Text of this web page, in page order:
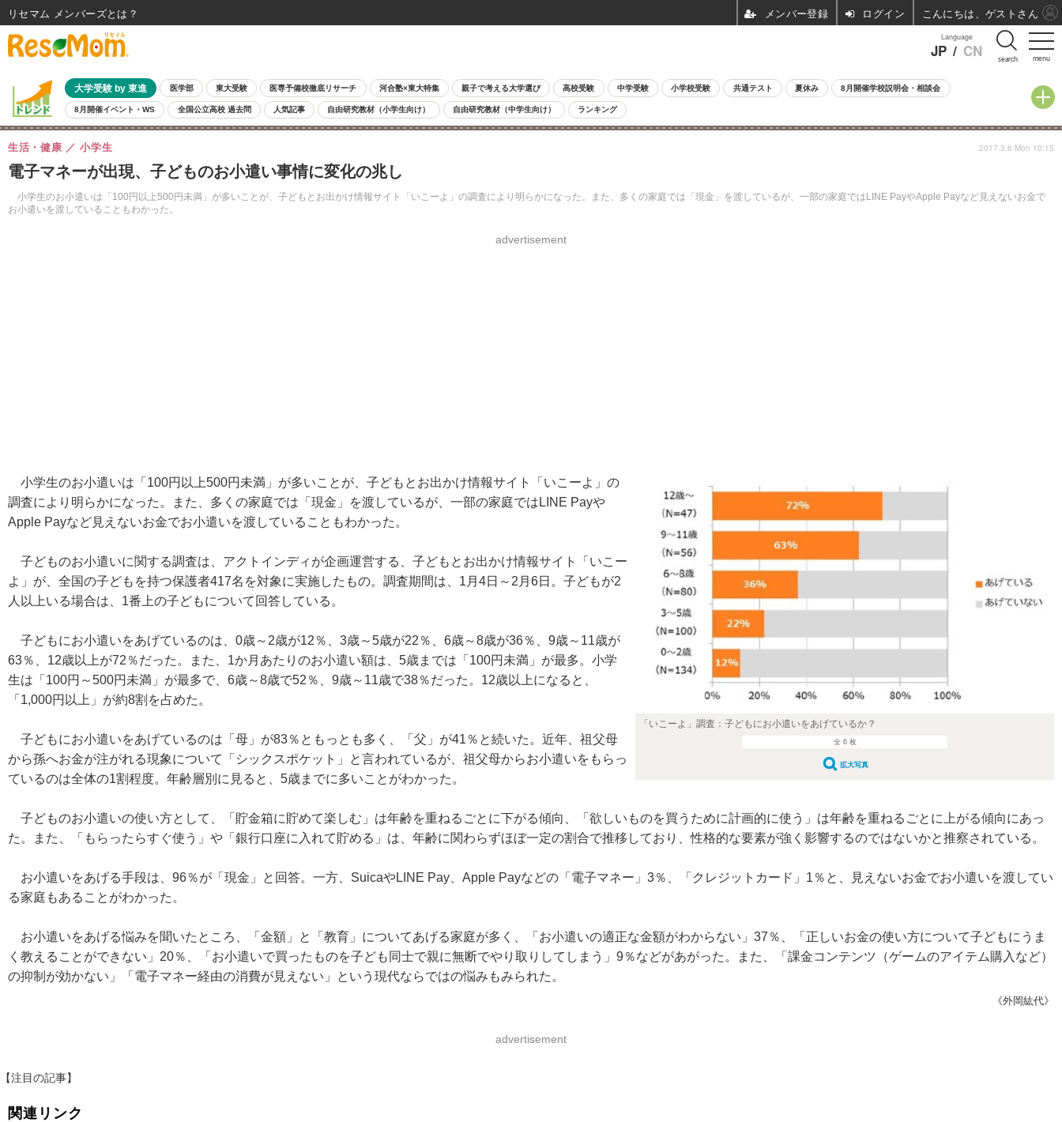
menu
Language
JP / CN search
大学受験 by 東進 医学部 東大受験 医専予備校徹底リサーチ 河合塾×東大特集 親子で考える大学選び 高校受験 中学受験 小学校受験 共通テスト 夏休み 8月開催学校説明会・相談会
8月開催イベント・WS 全国公立高校 過去問 人気記事 自由研究教材（小学生向け） 自由研究教材（中学生向け） ランキング
電子マネーが出現、子どものお小遣い事情に変化の兆し
小学生のお小遣いは「100円以上500円未満」が多いことが、子どもとお出かけ情報サイト「いこーよ」の調査により明らかになった。また、多くの家庭では「現金」を渡しているが、一部の家庭ではLINE PayやApple Payなど見えないお金で
お小遣いを渡していることもわかった。
生活・健康 小学生
advertisement
2017.3.6 Mon 10:15
「いこーよ」調査：子どもにお小遣いをあげているか？
全 6 枚
拡大写真
小学生のお小遣いは「100円以上500円未満」が多いことが、子どもとお出かけ情報サイト「いこーよ」の
調査により明らかになった。また、多くの家庭では「現金」を渡しているが、一部の家庭ではLINE Payや
Apple Payなど見えないお金でお小遣いを渡していることもわかった。
子どものお小遣いに関する調査は、アクトインディが企画運営する、子どもとお出かけ情報サイト「いこー
よ」が、全国の子どもを持つ保護者417名を対象に実施したもの。調査期間は、1月4日～2月6日。子どもが2
人以上いる場合は、1番上の子どもについて回答している。
子どもにお小遣いをあげているのは、0歳～2歳が12％、3歳～5歳が22％、6歳～8歳が36％、9歳～11歳が
63％、12歳以上が72％だった。また、1か月あたりのお小遣い額は、5歳までは「100円未満」が最多。小学
生は「100円～500円未満」が最多で、6歳～8歳で52％、9歳～11歳で38％だった。12歳以上になると、
「1,000円以上」が約8割を占めた。
子どもにお小遣いをあげているのは「母」が83％ともっとも多く、「父」が41％と続いた。近年、祖父母
から孫へお金が注がれる現象について「シックスポケット」と言われているが、祖父母からお小遣いをもらっ
ているのは全体の1割程度。年齢層別に見ると、5歳までに多いことがわかった。
子どものお小遣いの使い方として、「貯金箱に貯めて楽しむ」は年齢を重ねるごとに下がる傾向、「欲しいものを買うために計画的に使う」は年齢を重ねるごとに上がる傾向にあっ
た。また、「もらったらすぐ使う」や「銀行口座に入れて貯める」は、年齢に関わらずほぼ一定の割合で推移しており、性格的な要素が強く影響するのではないかと推察されている。
お小遣いをあげる手段は、96％が「現金」と回答。一方、SuicaやLINE Pay、Apple Payなどの「電子マネー」3％、「クレジットカード」1％と、見えないお金でお小遣いを渡してい
る家庭もあることがわかった。
お小遣いをあげる悩みを聞いたところ、「金額」と「教育」についてあげる家庭が多く、「お小遣いの適正な金額がわからない」37％、「正しいお金の使い方について子どもにうま
く教えることができない」20％、「お小遣いで買ったものを子ども同士で親に無断でやり取りしてしまう」9％などがあがった。また、「課金コンテンツ（ゲームのアイテム購入など）
の抑制が効かない」「電子マネー経由の消費が見えない」という現代ならではの悩みもみられた。
《外岡紘代》
advertisement
【注目の記事】
関連リンク
リセマム メンバーズ ログイン こんにちは、ゲストさん